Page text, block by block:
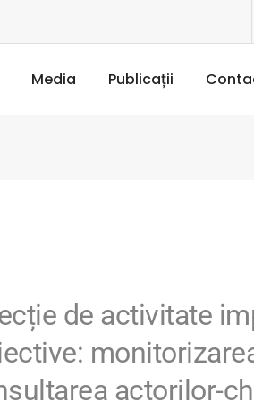
Media Publicații
de activitate
actorilor-